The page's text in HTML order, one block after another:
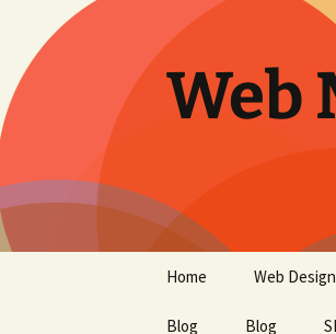
content
Web
Home Web Design
Blog Blog